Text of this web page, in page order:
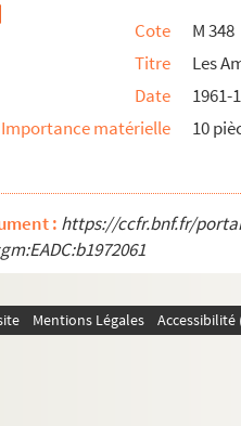
Cote
M 348
Titre
Les
Date
1961-
Importance matérielle
10
: https://ccfr.bnf.fr/
Mentions Légales